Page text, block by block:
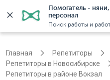
Помогатель -
персонал
Поиск работы и
Новосибирск
Главная
Репетиторы
Репетиторы в Новосибирске
Репетиторы в районе Вокзал